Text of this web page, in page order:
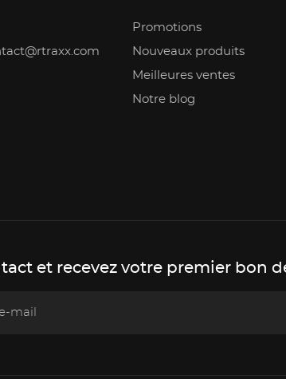
Promotions
Nouveaux produits
Meilleures ventes
Notre blog
et recevez votre premier bon